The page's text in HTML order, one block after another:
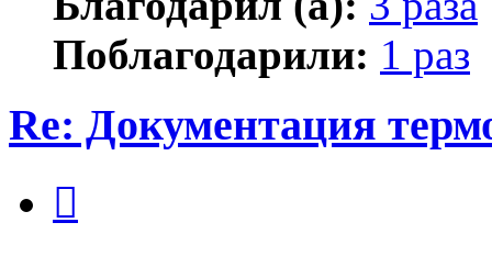
Поблагодарили: 1 раз
Re: Документация